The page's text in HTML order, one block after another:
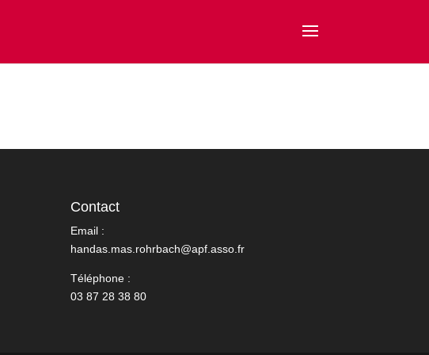
Contact
Email :
handas.mas.rohrbach@apf.asso.fr
Téléphone :
03 87 28 38 80